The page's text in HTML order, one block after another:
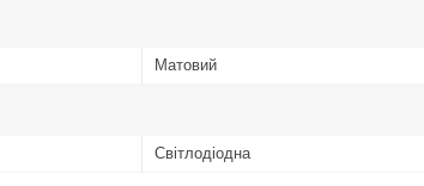
Матовий
Світлодіодна